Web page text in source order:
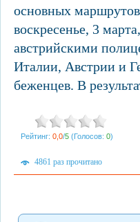
основных
воскресенье, 3
австрийскими
Италии, Австрии и
беженцев. В
Рейтинг: 0,0/5 (Голосов: 0)
4861 раз прочитано